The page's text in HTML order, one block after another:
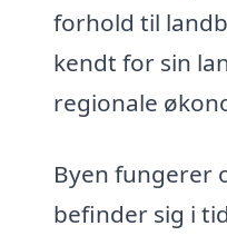
forhold til
kendt for sin
regionale
Byen fungerer
befinder sig i